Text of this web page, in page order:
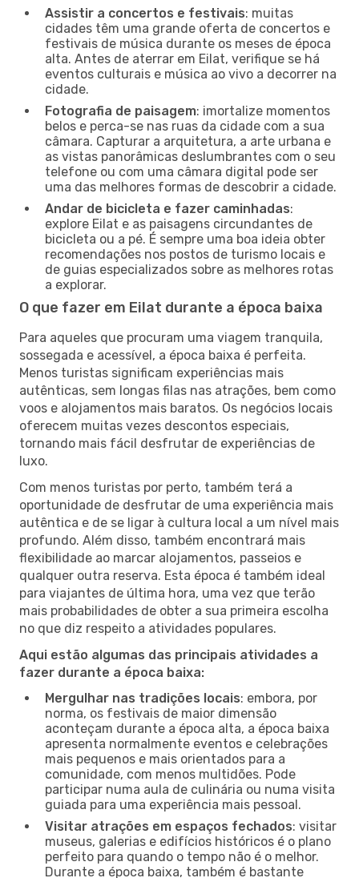
Assistir a concertos e festivais: muitas
cidades têm uma grande oferta de concertos e
festivais de música durante os meses de época
alta. Antes de aterrar em Eilat, verifique se há
eventos culturais e música ao vivo a decorrer na
cidade.
Fotografia de paisagem: imortalize momentos
belos e perca-se nas ruas da cidade com a sua
câmara. Capturar a arquitetura, a arte urbana e
as vistas panorâmicas deslumbrantes com o seu
telefone ou com uma câmara digital pode ser
uma das melhores formas de descobrir a cidade.
Andar de bicicleta e fazer caminhadas:
explore Eilat e as paisagens circundantes de
bicicleta ou a pé. É sempre uma boa ideia obter
recomendações nos postos de turismo locais e
de guias especializados sobre as melhores rotas
a explorar.
O que fazer em Eilat durante a época baixa
Para aqueles que procuram uma viagem tranquila,
sossegada e acessível, a época baixa é perfeita.
Menos turistas significam experiências mais
autênticas, sem longas filas nas atrações, bem como
voos e alojamentos mais baratos. Os negócios locais
oferecem muitas vezes descontos especiais,
tornando mais fácil desfrutar de experiências de
luxo.
Com menos turistas por perto, também terá a
oportunidade de desfrutar de uma experiência mais
autêntica e de se ligar à cultura local a um nível mais
profundo. Além disso, também encontrará mais
flexibilidade ao marcar alojamentos, passeios e
qualquer outra reserva. Esta época é também ideal
para viajantes de última hora, uma vez que terão
mais probabilidades de obter a sua primeira escolha
no que diz respeito a atividades populares.
Aqui estão algumas das principais atividades a
fazer durante a época baixa:
Mergulhar nas tradições locais: embora, por
norma, os festivais de maior dimensão
aconteçam durante a época alta, a época baixa
apresenta normalmente eventos e celebrações
mais pequenos e mais orientados para a
comunidade, com menos multidões. Pode
participar numa aula de culinária ou numa visita
guiada para uma experiência mais pessoal.
Visitar atrações em espaços fechados: visitar
museus, galerias e edifícios históricos é o plano
perfeito para quando o tempo não é o melhor.
Durante a época baixa, também é bastante